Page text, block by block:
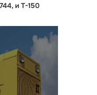
и Т-150